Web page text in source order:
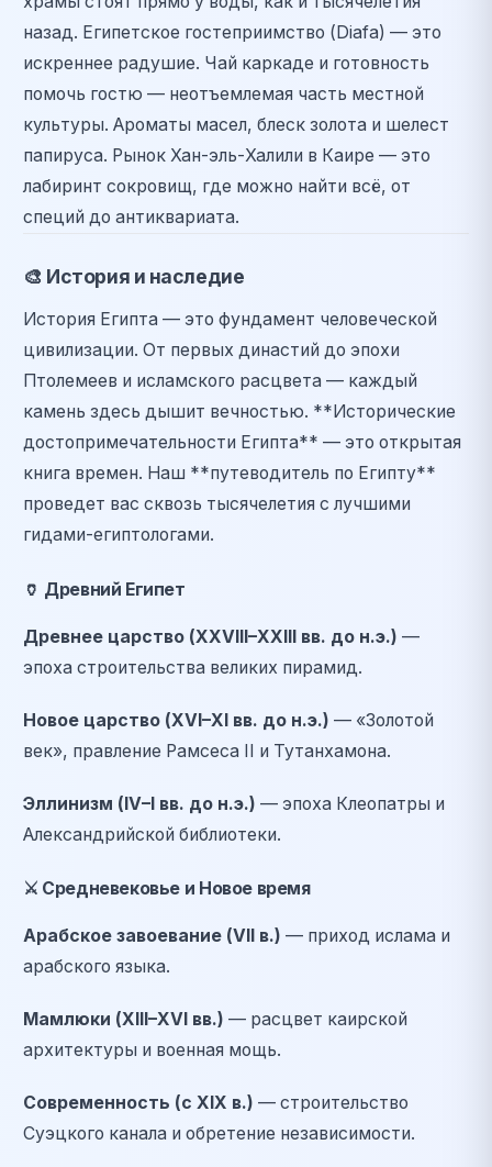
назад. Египетское гостеприимство (Diafa) — это
искреннее радушие. Чай каркаде и готовность
помочь гостю — неотъемлемая часть местной
культуры. Ароматы масел, блеск золота и шелест
папируса. Рынок Хан-эль-Халили в Каире — это
лабиринт сокровищ, где можно найти всё, от
специй до антиквариата.
🎨 История и наследие
История Египта — это фундамент человеческой
цивилизации. От первых династий до эпохи
Птолемеев и исламского расцвета — каждый
камень здесь дышит вечностью. **Исторические
достопримечательности Египта** — это открытая
книга времен. Наш **путеводитель по Египту**
проведет вас сквозь тысячелетия с лучшими
гидами-египтологами.
🏺 Древний Египет
Древнее царство (XXVIII–XXIII вв. до н.э.) —
эпоха строительства великих пирамид.
Новое царство (XVI–XI вв. до н.э.) — «Золотой
век», правление Рамсеса II и Тутанхамона.
Эллинизм (IV–I вв. до н.э.) — эпоха Клеопатры и
Александрийской библиотеки.
⚔️ Средневековье и Новое время
Арабское завоевание (VII в.) — приход ислама и
арабского языка.
Мамлюки (XIII–XVI вв.) — расцвет каирской
архитектуры и военная мощь.
Современность (с XIX в.) — строительство
Суэцкого канала и обретение независимости.